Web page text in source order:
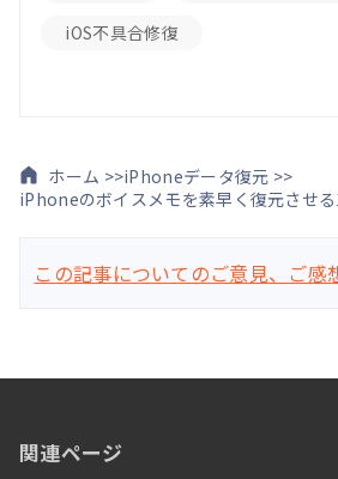
iOS不具合修復
ホーム >>iPhoneデータ復元 >>
iPhoneのボイスメモを素早く復元させ
この記事についてのご意見、ご感
関連ページ